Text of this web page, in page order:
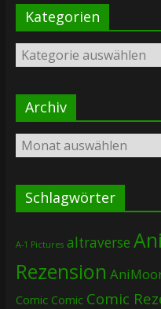
Kategorien
Kategorien
Archiv
Archiv
Schlagwörter
A-1 Pictures altraverse
Rezension
Comic Comic Comic